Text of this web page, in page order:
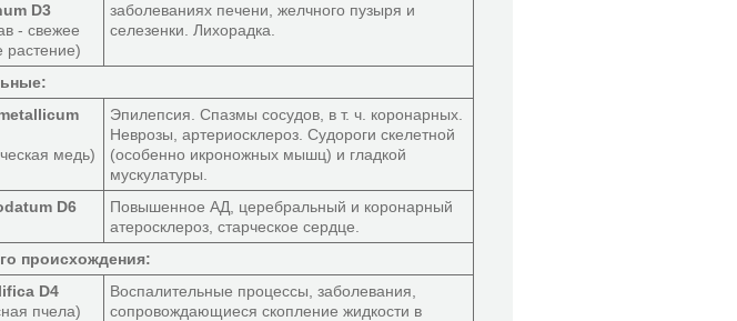
D3
- свежее
растение)
заболеваниях печени, желчного пузыря и
селезенки. Лихорадка.
медь)
Эпилепсия. Спазмы сосудов, в т. ч. коронарных.
Неврозы, артериосклероз. Судороги скелетной
(особенно икроножных мышц) и гладкой
мускулатуры.
D6
Повышенное АД, церебральный и коронарный
атеросклероз, старческое сердце.
происхождения:
D4
пчела)
Воспалительные процессы, заболевания,
сопровождающиеся скопление жидкости в